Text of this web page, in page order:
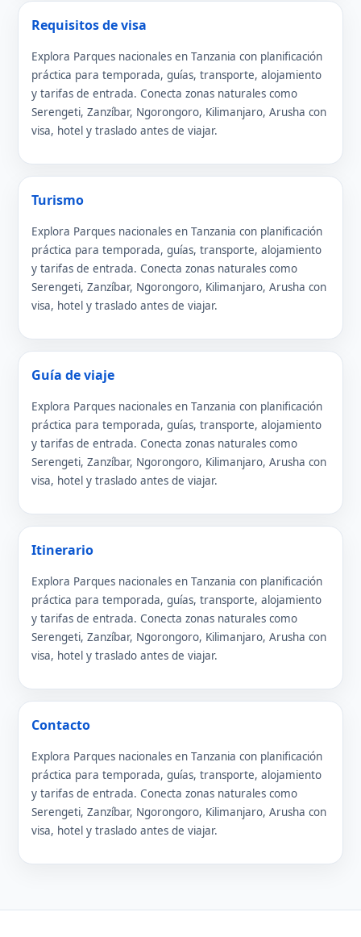
Requisitos de visa
Explora Parques nacionales en Tanzania con planificación
práctica para temporada, guías, transporte, alojamiento
y tarifas de entrada. Conecta zonas naturales como
Serengeti, Zanzíbar, Ngorongoro, Kilimanjaro, Arusha con
visa, hotel y traslado antes de viajar.
Turismo
Explora Parques nacionales en Tanzania con planificación
práctica para temporada, guías, transporte, alojamiento
y tarifas de entrada. Conecta zonas naturales como
Serengeti, Zanzíbar, Ngorongoro, Kilimanjaro, Arusha con
visa, hotel y traslado antes de viajar.
Guía de viaje
Explora Parques nacionales en Tanzania con planificación
práctica para temporada, guías, transporte, alojamiento
y tarifas de entrada. Conecta zonas naturales como
Serengeti, Zanzíbar, Ngorongoro, Kilimanjaro, Arusha con
visa, hotel y traslado antes de viajar.
Itinerario
Explora Parques nacionales en Tanzania con planificación
práctica para temporada, guías, transporte, alojamiento
y tarifas de entrada. Conecta zonas naturales como
Serengeti, Zanzíbar, Ngorongoro, Kilimanjaro, Arusha con
visa, hotel y traslado antes de viajar.
Contacto
Explora Parques nacionales en Tanzania con planificación
práctica para temporada, guías, transporte, alojamiento
y tarifas de entrada. Conecta zonas naturales como
Serengeti, Zanzíbar, Ngorongoro, Kilimanjaro, Arusha con
visa, hotel y traslado antes de viajar.